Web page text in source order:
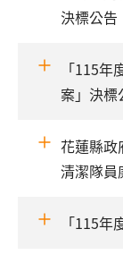
決標公告
「115
案」決標
花蓮縣政
清潔隊員
「115